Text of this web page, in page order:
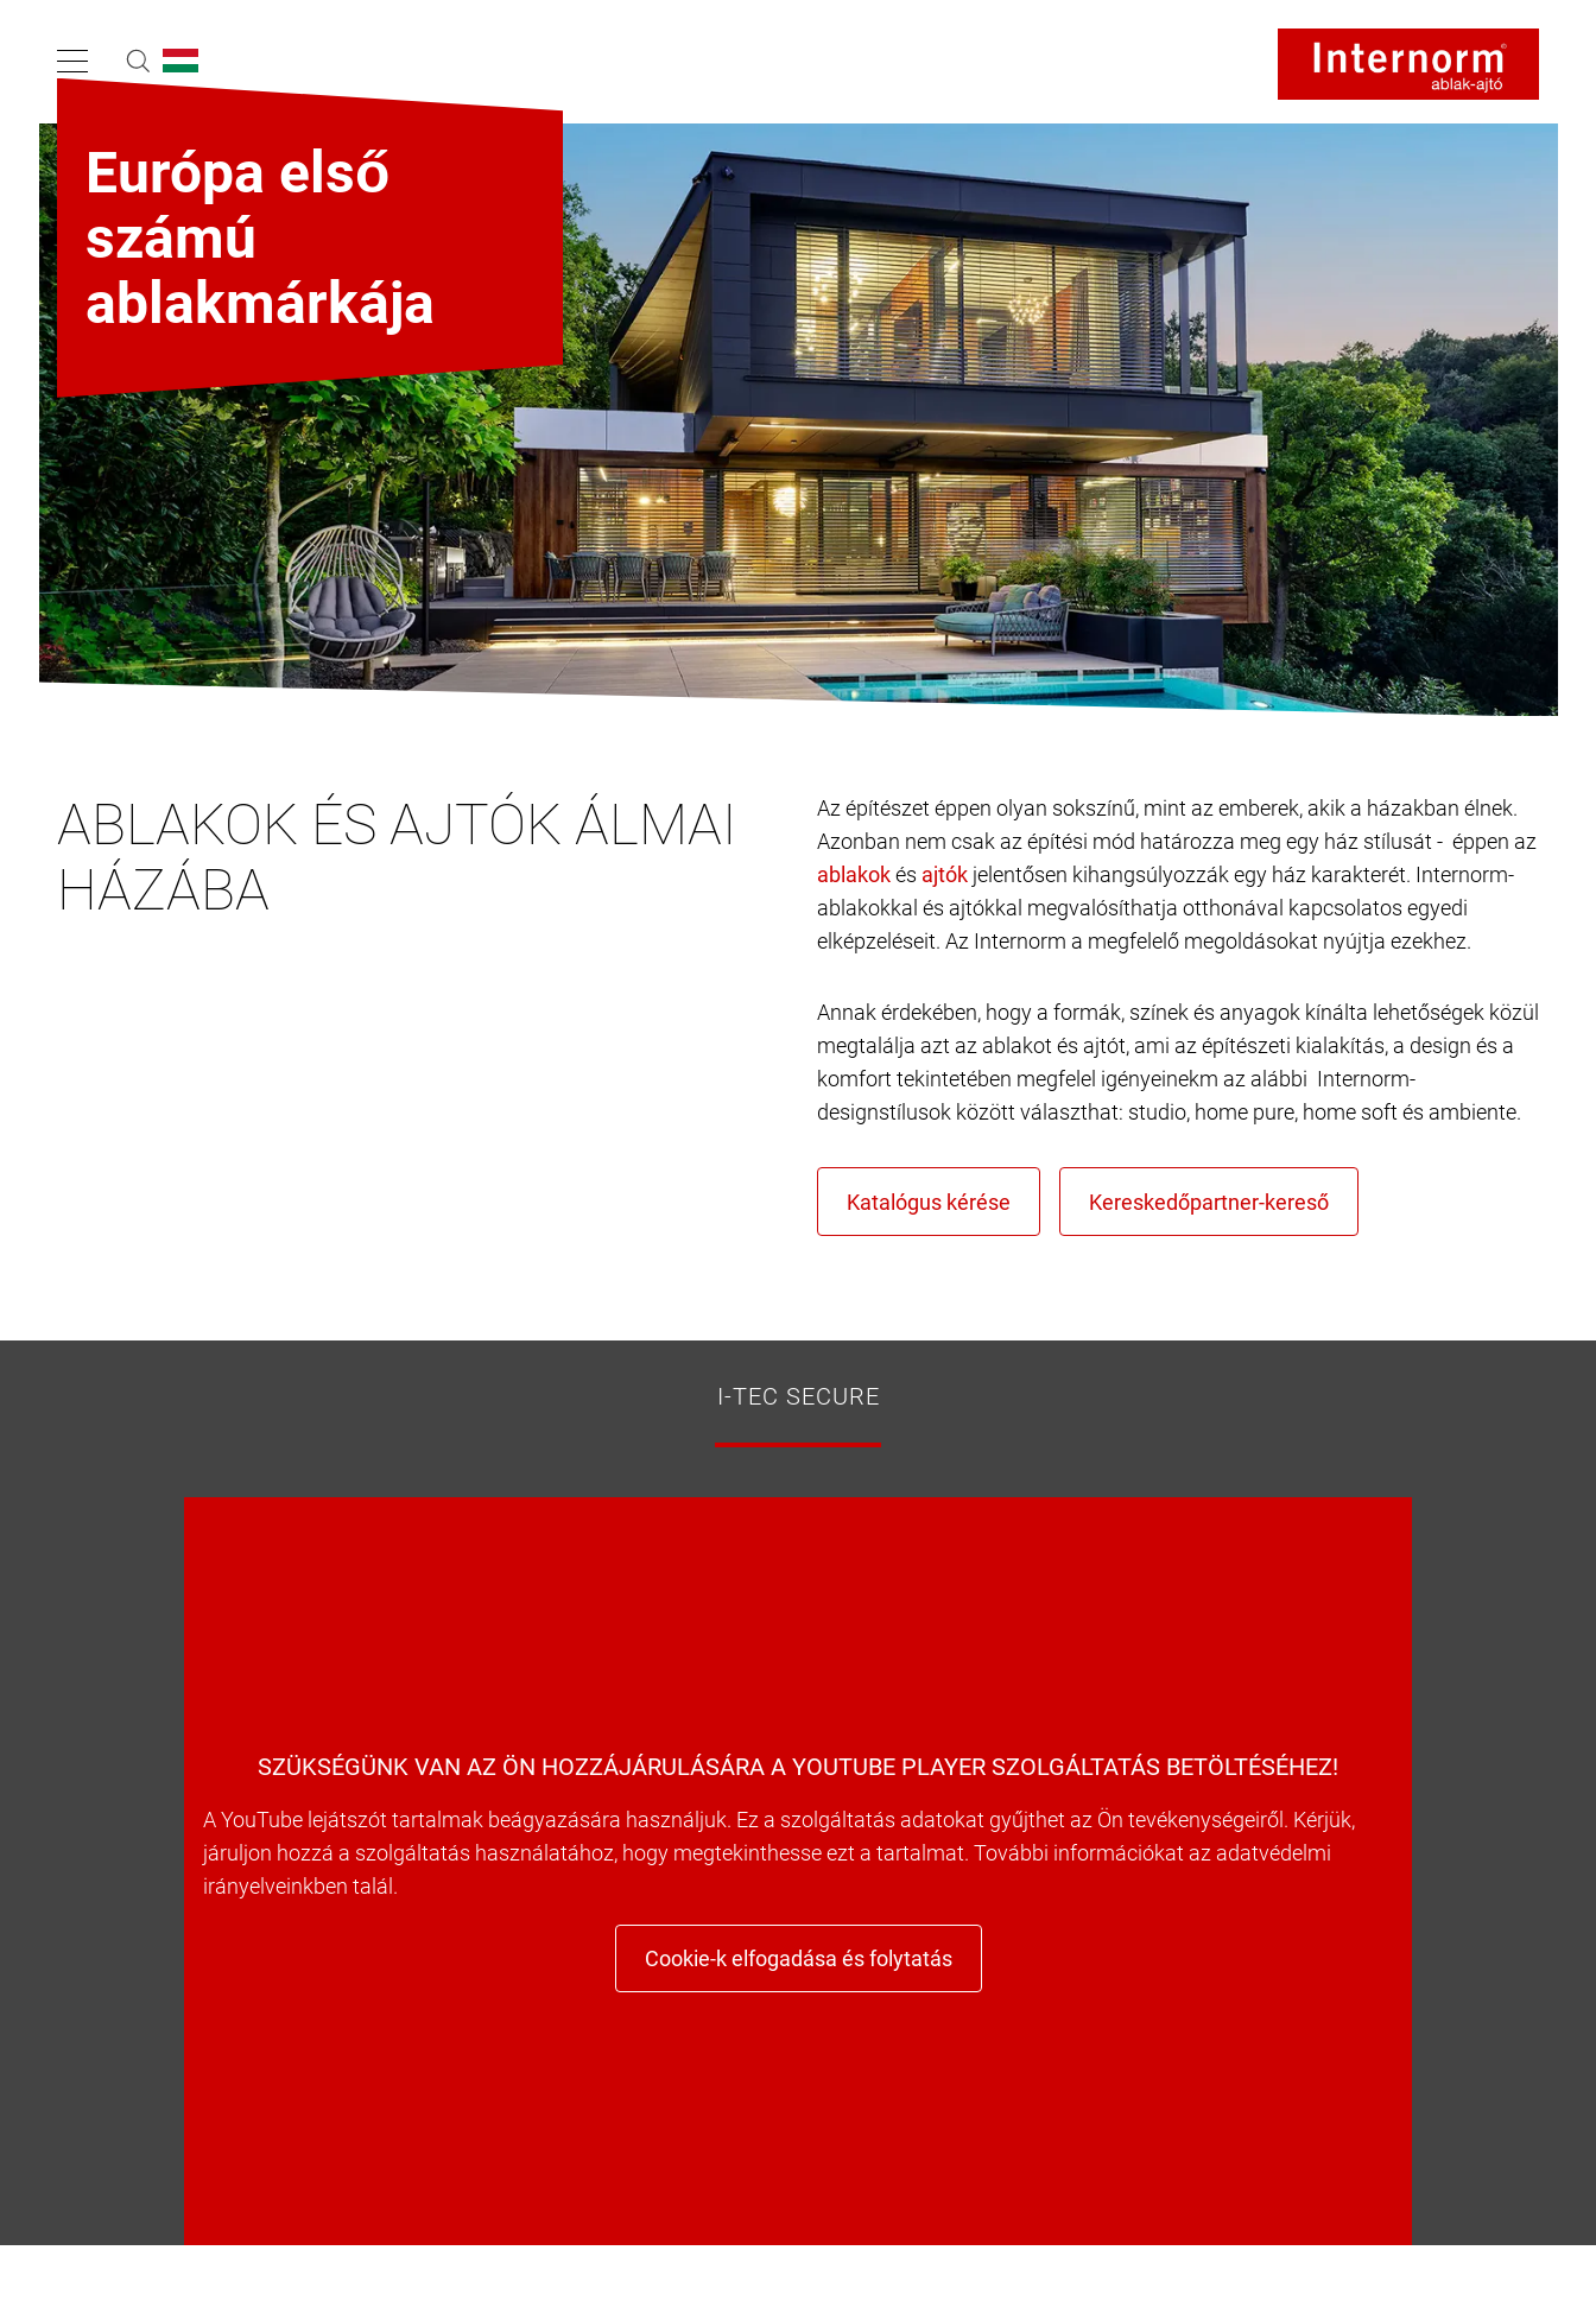
Európa első
számú
ablakmárkája
ABLAKOK ÉS AJTÓK ÁLMAI
HÁZÁBA
Az építészet éppen olyan sokszínű, mint az emberek, akik a házakban élnek.
Azonban nem csak az építési mód határozza meg egy ház stílusát - éppen az
és
jelentősen kihangsúlyozzák egy ház karakterét. Internorm-
ablakokkal és ajtókkal megvalósíthatja otthonával kapcsolatos egyedi
elképzeléseit. Az Internorm a megfelelő megoldásokat nyújtja ezekhez.
Annak érdekében, hogy a formák, színek és anyagok kínálta lehetőségek közül
megtalálja azt az ablakot és ajtót, ami az építészeti kialakítás, a design és a
komfort tekintetében megfelel igényeinekm az alábbi Internorm-
designstílusok között választhat: studio, home pure, home soft és ambiente.
I-TEC SECURE
SZÜKSÉGÜNK VAN AZ ÖN HOZZÁJÁRULÁSÁRA A YOUTUBE PLAYER SZOLGÁLTATÁS BETÖLTÉSÉHEZ!
A YouTube lejátszót tartalmak beágyazására használjuk. Ez a szolgáltatás adatokat gyűjthet az Ön tevékenységeiről. Kérjük,
járuljon hozzá a szolgáltatás használatához, hogy megtekinthesse ezt a tartalmat. További információkat az adatvédelmi
irányelveinkben talál.
Cookie-k elfogadása és folytatás